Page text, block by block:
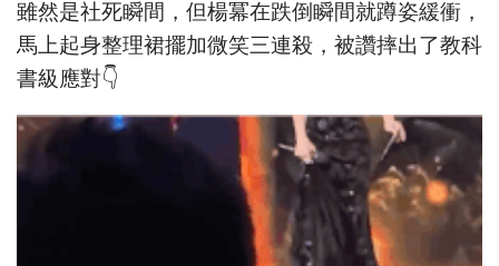
雖然是社死瞬間，但楊冪在跌倒瞬間就蹲姿緩衝，
馬上起身整理裙擺加微笑三連殺，被讚摔出了教科
書級應對👇